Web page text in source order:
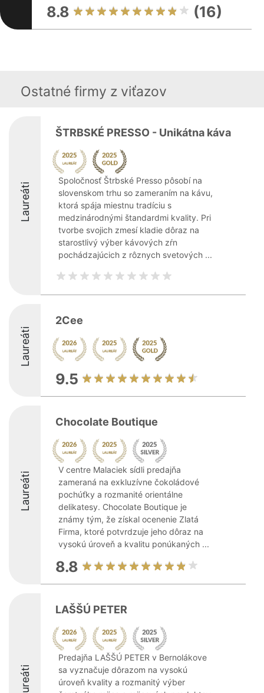
8.8 (16)
Ostatné firmy z viťazov
Laureáti
ŠTRBSKÉ PRESSO - Unikátna káva
Spoločnosť Štrbské Presso pôsobí na
slovenskom trhu so zameraním na kávu,
ktorá spája miestnu tradíciu s
medzinárodnými štandardmi kvality. Pri
tvorbe svojich zmesí kladie dôraz na
starostlivý výber kávových zŕn
pochádzajúcich z rôznych svetových ...
Laureáti
2Cee
9.5
Laureáti
Chocolate Boutique
V centre Malaciek sídli predajňa
zameraná na exkluzívne čokoládové
pochúťky a rozmanité orientálne
delikatesy. Chocolate Boutique je
známy tým, že získal ocenenie Zlatá
Firma, ktoré potvrdzuje jeho dôraz na
vysokú úroveň a kvalitu ponúkaných ...
8.8
Laureáti
LAŠŠÚ PETER
Predajňa LAŠŠÚ PETER v Bernolákove
sa vyznačuje dôrazom na vysokú
úroveň kvality a rozmanitý výber